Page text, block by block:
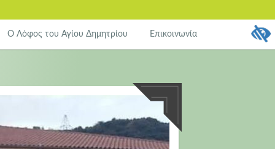
Ο Λόφος του Αγίου Δημητρίου Επικοινωνία